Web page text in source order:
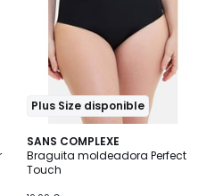
Plus Size disponible
SANS COMPLEXE
Braguita moldeadora Perfect
Touch
1,5
/
5